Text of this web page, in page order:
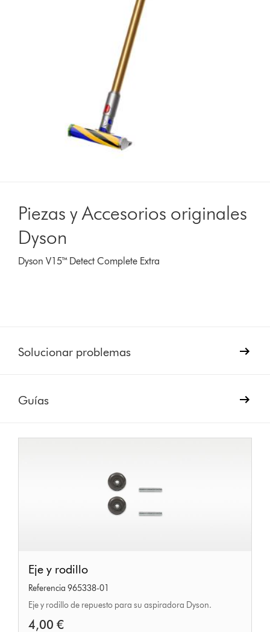
Piezas y Accesorios originales
Dyson
Dyson V15™ Detect Complete Extra
Solucionar problemas
Guías
y
rodillo
Eje y rodillo
Referencia 965338-01
Eje y rodillo de repuesto para su aspiradora Dyson.
4,00 €